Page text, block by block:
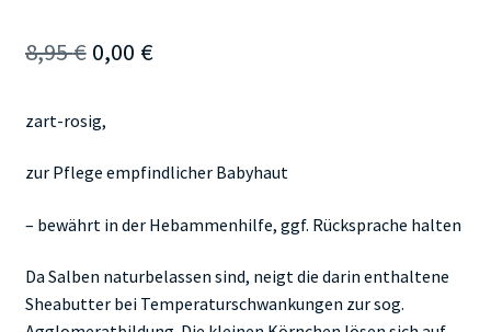
8,95€ Ursprünglicher
war:
8,95 €
0,00 €Aktueller
0,00 €.
zart-rosig,
zur Pflege empfindlicher Babyhaut
– bewährt in der Hebammenhilfe, ggf. Rücksprache halten
Da Salben naturbelassen sind, neigt die darin enthaltene
Sheabutter bei Temperaturschwankungen zur sog.